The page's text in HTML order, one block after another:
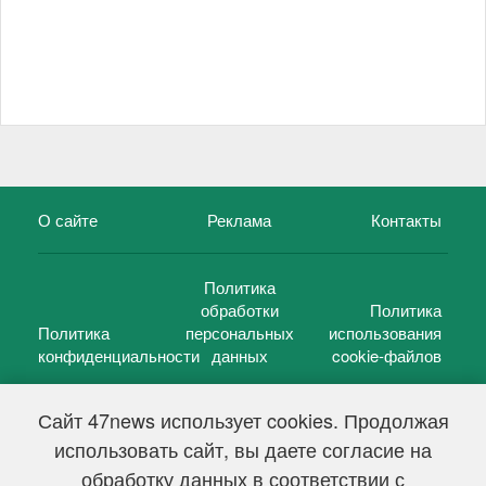
Сайт 47news использует cookies. Продолжая
использовать сайт, вы даете согласие на
обработку данных в соответствии с
О сайте Реклама Контакты
Политика
конфиденциальности
Политика
обработки
персональных
данных
Политика
использования
cookie-файлов
47 новостей (47 news)2005 — 2026 г.
Свидетельство о регистрации СМИ Эл № ФС 77-39848, выдано